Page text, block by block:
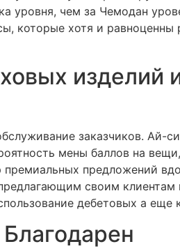
уровня, чем за Чемодан
которые хотя и равноценны
изделий
заказчиков. Ай-
мены баллов на
премиальных предложений
своим
дебетовых а еще